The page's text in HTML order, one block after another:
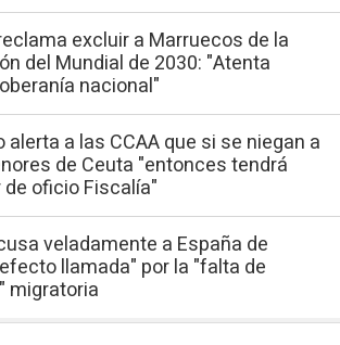
excluir a Marruecos de la
del Mundial de 2030: "Atenta
nacional"
alerta a las CCAA que si se niegan a
de Ceuta "entonces tendrá
oficio Fiscalía"
veladamente a España de
llamada" por la "falta de
migratoria